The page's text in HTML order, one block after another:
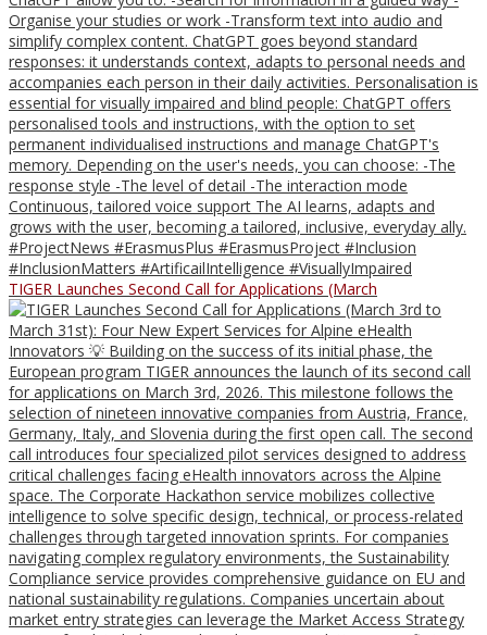
TIGER Launches Second Call for Applications (March